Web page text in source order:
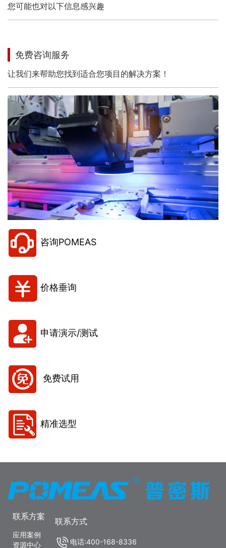
您可能也对以下信息感兴趣
免费咨询服务
让我们来帮助您找到适合您项目的解决方案！
咨询POMEAS
价格垂询
申请演示/测试
免费试用
精准选型
联系方案
应用案例
资源中心
联系方式
电话:400-168-8336